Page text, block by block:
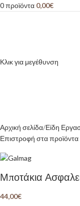
0προϊόντα 0,00€
Κλικ για μεγέθυνση
Αρχική σελίδα Είδη
Επιστροφή στα προϊόντα
Μποτάκια
44,00€